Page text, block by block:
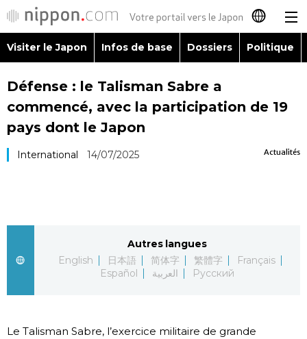
日本語
English
Русский
Visiter le Japon
Société
Visiter le Japon Infos de base Dossiers Politique
Défense : le Talisman Sabre a
commencé, avec la participation de 19
pays dont le Japon
Actualités
International 14/07/2025
Autres langues
English
日本語 简体字 繁體字
Français
Español
العربية Русский
Le Talisman Sabre, l’exercice militaire de grande